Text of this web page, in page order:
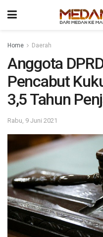
Home Daerah
Anggota
Pencabut
3,5 Tahun
Rabu, 9 Juni 2021